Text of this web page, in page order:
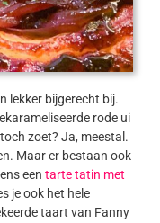
lekker bijgerecht bij.
rode ui
zoet? Ja, meestal.
Maar er bestaan ook
een tarte tatin met
je ook het hele
taart van Fanny